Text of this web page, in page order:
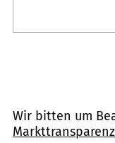
Wir bitten um